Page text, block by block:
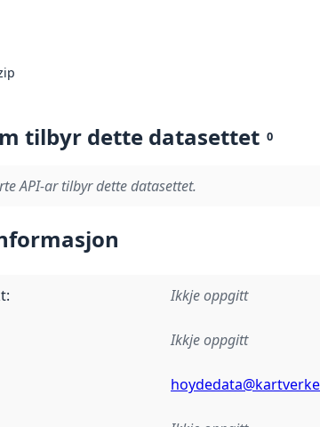
tilbyr dette datasettet 0
API-ar tilbyr dette datasettet.
: Ikkje oppgitt
Ikkje oppgitt